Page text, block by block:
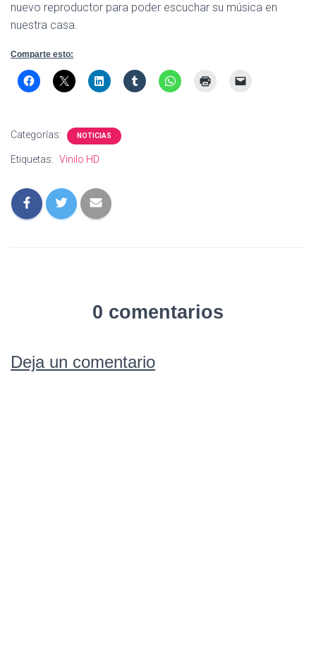
nuevo reproductor para poder escuchar su música en
nuestra casa.
Comparte esto:
Categorías: NOTICIAS
Etiquetas: Vinilo HD
0 comentarios
Deja un comentario